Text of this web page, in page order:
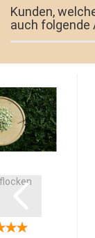
Kunden,
auch folgende